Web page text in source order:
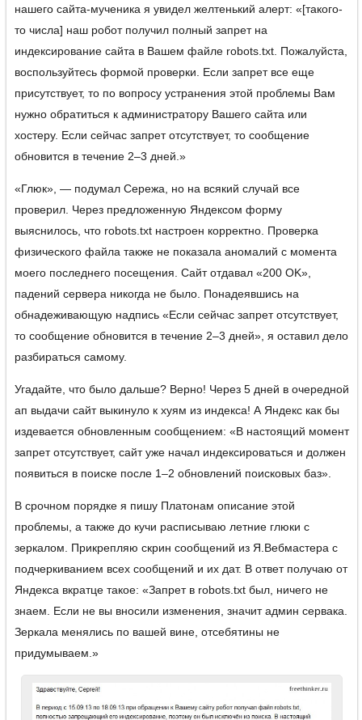
нашего сайта-мученика я увидел желтенький алерт: «[такого-
то числа] наш робот получил полный запрет на
индексирование сайта в Вашем файле robots.txt. Пожалуйста,
воспользуйтесь формой проверки. Если запрет все еще
присутствует, то по вопросу устранения этой проблемы Вам
нужно обратиться к администратору Вашего сайта или
хостеру. Если сейчас запрет отсутствует, то сообщение
обновится в течение 2–3 дней.»
«Глюк», — подумал Сережа, но на всякий случай все
проверил. Через предложенную Яндексом форму
выяснилось, что robots.txt настроен корректно. Проверка
физического файла также не показала аномалий с момента
моего последнего посещения. Сайт отдавал «200 OK»,
падений сервера никогда не было. Понадеявшись на
обнадеживающую надпись «Если сейчас запрет отсутствует,
то сообщение обновится в течение 2–3 дней», я оставил дело
разбираться самому.
Угадайте, что было дальше? Верно! Через 5 дней в очередной
ап выдачи сайт выкинуло к хуям из индекса! А Яндекс как бы
издевается обновленным сообщением: «В настоящий момент
запрет отсутствует, сайт уже начал индексироваться и должен
появиться в поиске после 1–2 обновлений поисковых баз».
В срочном порядке я пишу Платонам описание этой
проблемы, а также до кучи расписываю летние глюки с
зеркалом. Прикрепляю скрин сообщений из Я.Вебмастера с
подчеркиванием всех сообщений и их дат. В ответ получаю от
Яндекса вкратце такое: «Запрет в robots.txt был, ничего не
знаем. Если не вы вносили изменения, значит админ сервака.
Зеркала менялись по вашей вине, отсебятины не
придумываем.»